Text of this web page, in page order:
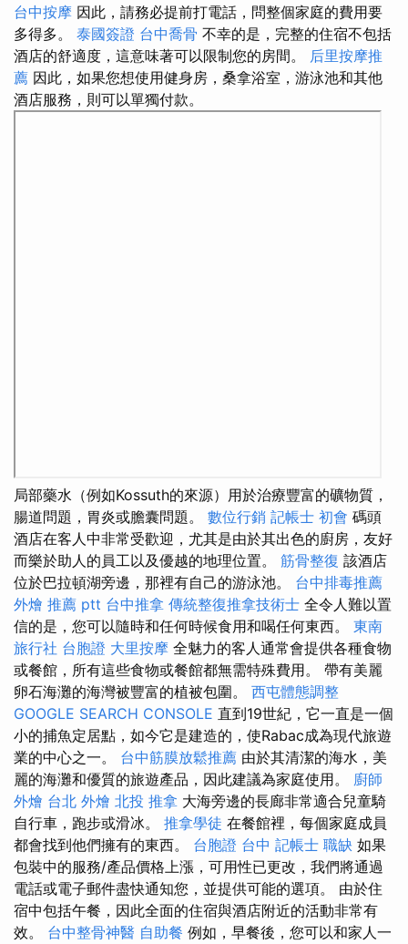
台中按摩 因此，請務必提前打電話，問整個家庭的費用要
多得多。 泰國簽證 台中喬骨 不幸的是，完整的住宿不包括
酒店的舒適度，這意味著可以限制您的房間。 后里按摩推
薦 因此，如果您想使用健身房，桑拿浴室，游泳池和其他
酒店服務，則可以單獨付款。
局部藥水（例如Kossuth的來源）用於治療豐富的礦物質，
腸道問題，胃炎或膽囊問題。 數位行銷 記帳士 初會 碼頭
酒店在客人中非常受歡迎，尤其是由於其出色的廚房，友好
而樂於助人的員工以及優越的地理位置。 筋骨整復 該酒店
位於巴拉頓湖旁邊，那裡有自己的游泳池。 台中排毒推薦
外燴 推薦 ptt 台中推拿 傳統整復推拿技術士 全令人難以置
信的是，您可以隨時和任何時候食用和喝任何東西。 東南
旅行社 台胞證 大里按摩 全魅力的客人通常會提供各種食物
或餐館，所有這些食物或餐館都無需特殊費用。 帶有美麗
卵石海灘的海灣被豐富的植被包圍。 西屯體態調整
GOOGLE SEARCH CONSOLE 直到19世紀，它一直是一個
小的捕魚定居點，如今它是建造的，使Rabac成為現代旅遊
業的中心之一。 台中筋膜放鬆推薦 由於其清潔的海水，美
麗的海灘和優質的旅遊產品，因此建議為家庭使用。 廚師
外燴 台北 外燴 北投 推拿 大海旁邊的長廊非常適合兒童騎
自行車，跑步或滑冰。 推拿學徒 在餐館裡，每個家庭成員
都會找到他們擁有的東西。 台胞證 台中 記帳士 職缺 如果
包裝中的服務/產品價格上漲，可用性已更改，我們將通過
電話或電子郵件盡快通知您，並提供可能的選項。 由於住
宿中包括午餐，因此全面的住宿與酒店附近的活動非常有
效。 台中整骨神醫 自助餐 例如，早餐後，您可以和家人一